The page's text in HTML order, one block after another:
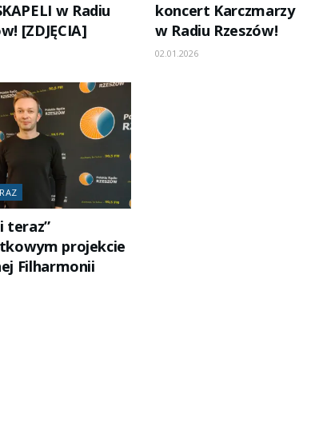
w Radiu
[ZDJĘCIA]
koncert Karczmarzy
w Radiu Rzeszów!
02.01.2026
teraz”
projekcie
Filharmonii